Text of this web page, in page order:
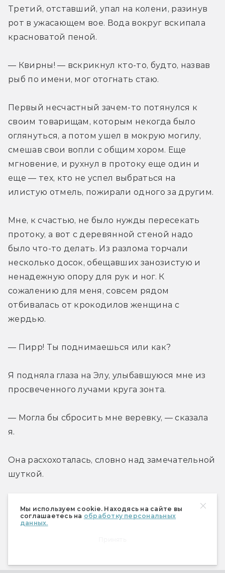
Мы используем cookie. Находясь на сайте вы
соглашаетесь на обработку персональных
данных.
Третий, отставший, упал на колени, разинув
рот в ужасающем вое. Вода вокруг вскипала
красноватой пеной.
— Квирны! — вскрикнул кто-то, будто, назвав
рыб по имени, мог отогнать стаю.
Первый несчастный зачем-то потянулся к
своим товарищам, которым некогда было
оглянуться, а потом ушел в мокрую могилу,
смешав свои вопли с общим хором. Еще
мгновение, и рухнул в протоку еще один и
еще — тех, кто не успел выбраться на
илистую отмель, пожирали одного за другим.
Мне, к счастью, не было нужды пересекать
протоку, а вот с деревянной стеной надо
было что-то делать. Из разлома торчали
несколько досок, обещавших занозистую и
ненадежную опору для рук и ног. К
сожалению для меня, совсем рядом
отбивалась от крокодилов женщина с
жердью.
— Пирр! Ты поднимаешься или как?
Я подняла глаза на Элу, улыбавшуюся мне из
просвеченного лучами круга зонта.
— Могла бы сбросить мне веревку, — сказала
я.
Она расхохоталась, словно над замечательной
шуткой.
— Нет веревки. К тому же так неинтересно.